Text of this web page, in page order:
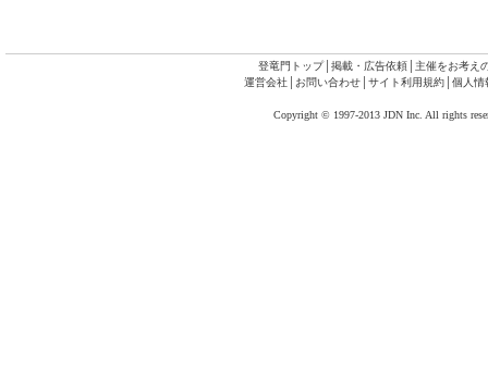
登竜門トップ│ 掲載・広告依頼
主催をお考え
運営会社│ お問い合わせ│ サイト利用規約│ 個人情
Copyright © 1997-2013 JDN Inc. All rights